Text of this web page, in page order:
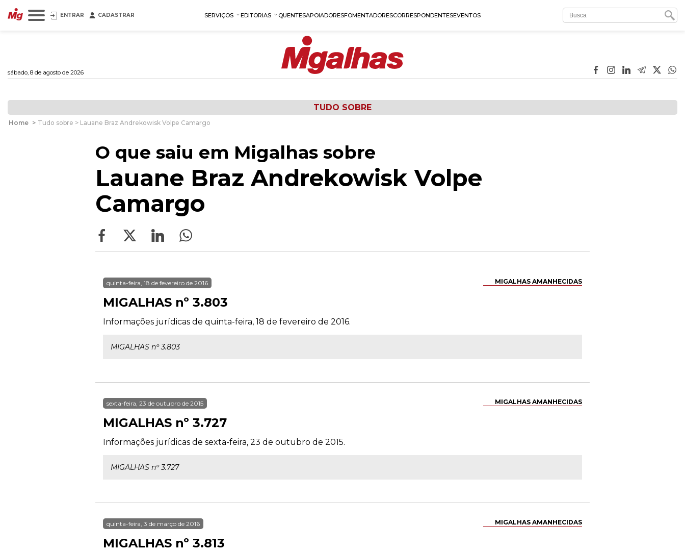
ENTRAR CADASTRAR SERVIÇOS EDITORIAS QUENTESAPOIADORESFOMENTADORESCORRESPONDENTESEVENTOS
sábado, 8 de agosto de 2026
TUDO SOBRE
Home > Tudo sobre > Lauane Braz Andrekowisk Volpe Camargo
O que saiu em Migalhas sobre
Lauane Braz Andrekowisk Volpe
Camargo
MIGALHAS AMANHECIDAS
quinta-feira, 18 de fevereiro de 2016
MIGALHAS nº 3.803
Informações jurídicas de quinta-feira, 18 de fevereiro de 2016.
MIGALHAS nº 3.803
MIGALHAS AMANHECIDAS
sexta-feira, 23 de outubro de 2015
MIGALHAS nº 3.727
Informações jurídicas de sexta-feira, 23 de outubro de 2015.
MIGALHAS nº 3.727
MIGALHAS AMANHECIDAS
quinta-feira, 3 de março de 2016
MIGALHAS nº 3.813